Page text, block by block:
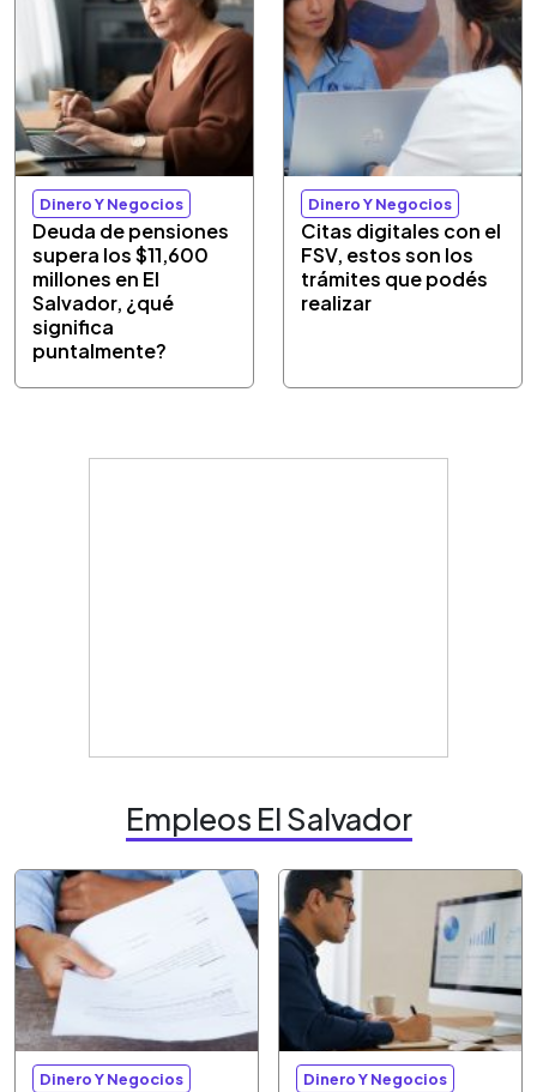
Dinero Y Negocios
Deuda de pensiones
supera los $11,600
millones en El
Salvador, ¿qué
significa
puntalmente?
Dinero Y Negocios
Citas digitales con el
FSV, estos son los
trámites que podés
realizar
Empleos El Salvador
Dinero Y Negocios Dinero Y Negocios